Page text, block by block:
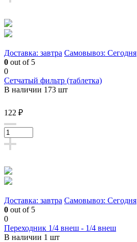
Доставка: завтра Самовывоз: Сегодня
0 out of 5
0
Сетчатый фильтр (таблетка)
В наличии 173 шт
122 ₽
Доставка: завтра Самовывоз: Сегодня
0 out of 5
0
Переходник 1/4 внеш - 1/4 внеш
В наличии 1 шт